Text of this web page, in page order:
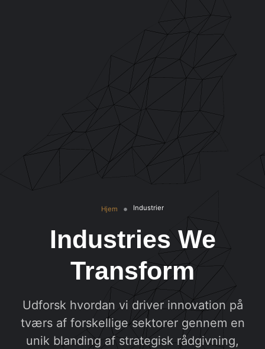
Hjem Industrier
Industries We
Transform
Udforsk hvordan vi driver innovation på
tværs af forskellige sektorer gennem en
unik blanding af strategisk rådgivning,